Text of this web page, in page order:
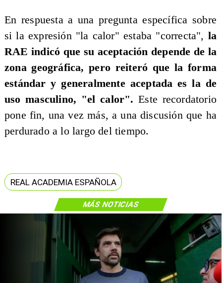
MÁS NOTICIAS
En respuesta a una pregunta específica sobre
si la expresión "la calor" estaba "correcta", la
RAE indicó que su aceptación depende de la
zona geográfica, pero reiteró que la forma
estándar y generalmente aceptada es la de
uso masculino, "el calor". Este recordatorio
pone fin, una vez más, a una discusión que ha
perdurado a lo largo del tiempo.
REAL ACADEMIA ESPAÑOLA